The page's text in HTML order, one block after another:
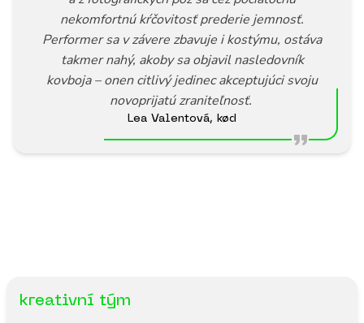
nekomfortnú kŕčovitosť prederie jemnosť.
Performer sa v závere zbavuje i kostýmu, ostáva
takmer nahý, akoby sa objavil nasledovník
kovboja – onen citlivý jedinec akceptujúci svoju
novoprijatú zraniteľnosť.
Lea Valentová, kød
kreativní tým